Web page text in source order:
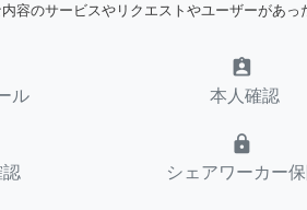
容のサービスやリクエストやユーザーがあっ
ル
assignment_ind
本人確認
lock
シェアワーカー